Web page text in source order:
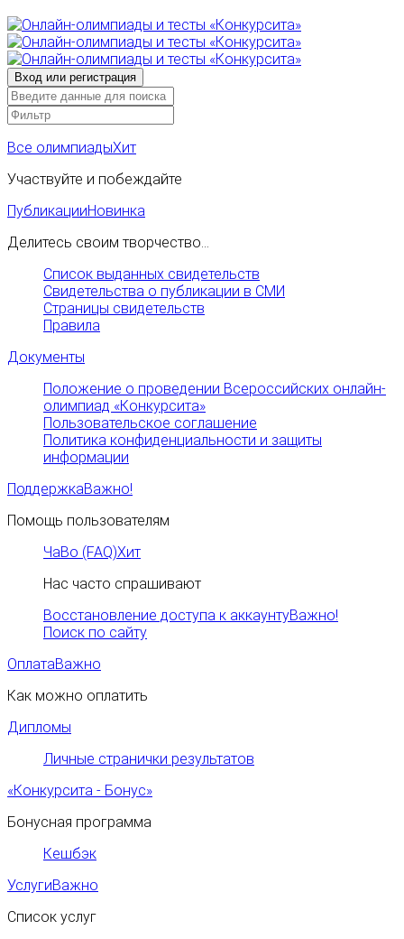
Все олимпиадыХит
Участвуйте и побеждайте
ПубликацииНовинка
Делитесь своим творчество...
Список выданных свидетельств
Свидетельства о публикации в СМИ
Страницы свидетельств
Правила
Документы
Положение о проведении Всероссийских онлайн-
олимпиад «Конкурсита»
Пользовательское соглашение
Политика конфиденциальности и защиты
информации
ПоддержкаВажно!
Помощь пользователям
ЧаВо (FAQ)Хит
Нас часто спрашивают
Восстановление доступа к аккаунтуВажно!
Поиск по сайту
ОплатаВажно
Как можно оплатить
Дипломы
Личные странички результатов
«Конкурсита - Бонус»
Бонусная программа
Кешбэк
УслугиВажно
Список услуг